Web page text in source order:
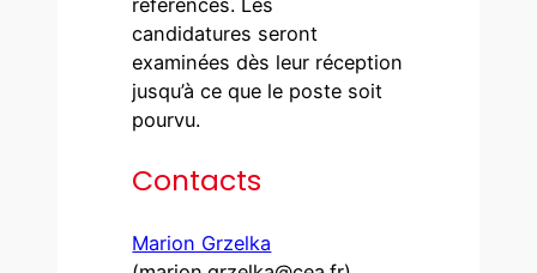
candidatures seront
examinées dès leur réception
jusqu’à ce que le poste soit
pourvu.
Contacts
Marion Grzelka